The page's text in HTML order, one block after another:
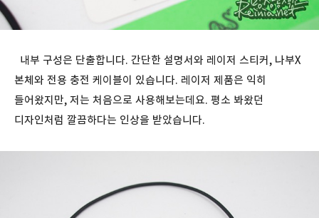
내부 구성은 단출합니다. 간단한 설명서와 레이저 스티커, 나부X
본체와 전용 충전 케이블이 있습니다. 레이저 제품은 익히
들어왔지만, 저는 처음으로 사용해보는데요. 평소 봐왔던
디자인처럼 깔끔하다는 인상을 받았습니다.